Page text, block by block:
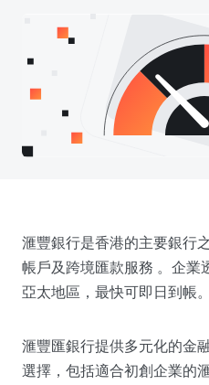
滙豐銀行是香港的主要銀行
帳戶及跨境匯款服務 。企業
亞太地區，最快可即日到帳。
滙豐匯銀行提供多元化的金
選擇，包括適合初創企業的